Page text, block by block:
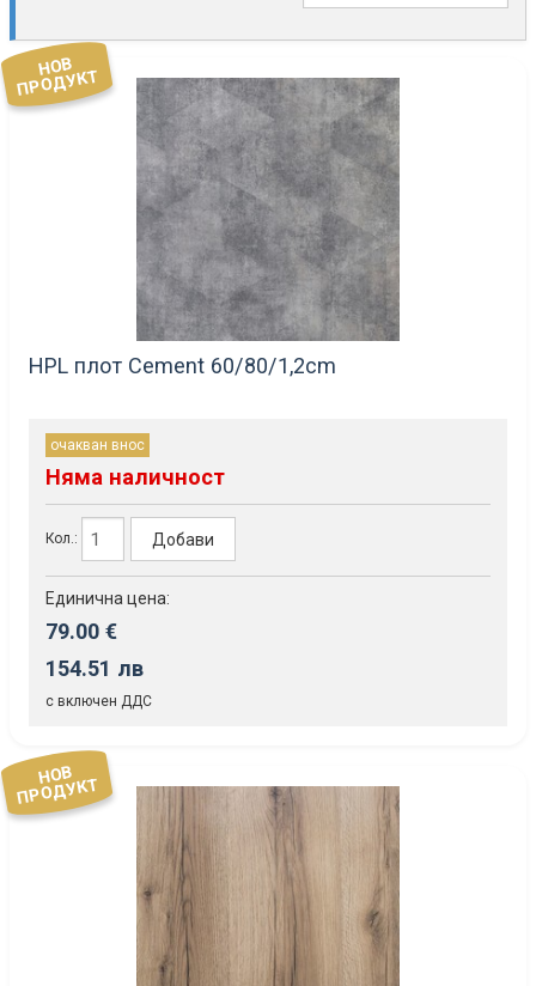
НОВ
ПРОДУКТ
HPL плот Cement 60/80/1,2cm
очакван внос
Няма наличност
Кол.: Добави
Единична цена:
79.00 €
154.51 лв
с включен ДДС
НОВ
ПРОДУКТ